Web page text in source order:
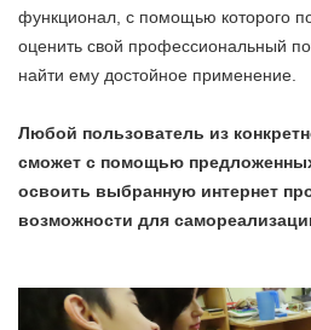
функционал, с помощью которого
оценить свой профессиональный
найти ему достойное применение.
Любой пользователь из
сможет с помощью
освоить выбранную интернет
возможности для